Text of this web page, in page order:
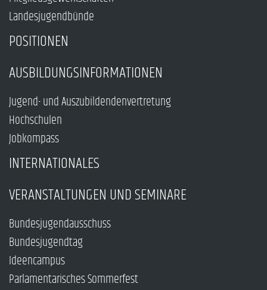
Landesjugendbünde
POSITIONEN
AUSBILDUNGSINFORMATIONEN
Jugend- und Auszubildendenvertretung
Hochschulen
Jobkompass
INTERNATIONALES
VERANSTALTUNGEN UND SEMINARE
Bundesjugendausschuss
Bundesjugendtag
Ideencampus
Parlamentarisches Sommerfest